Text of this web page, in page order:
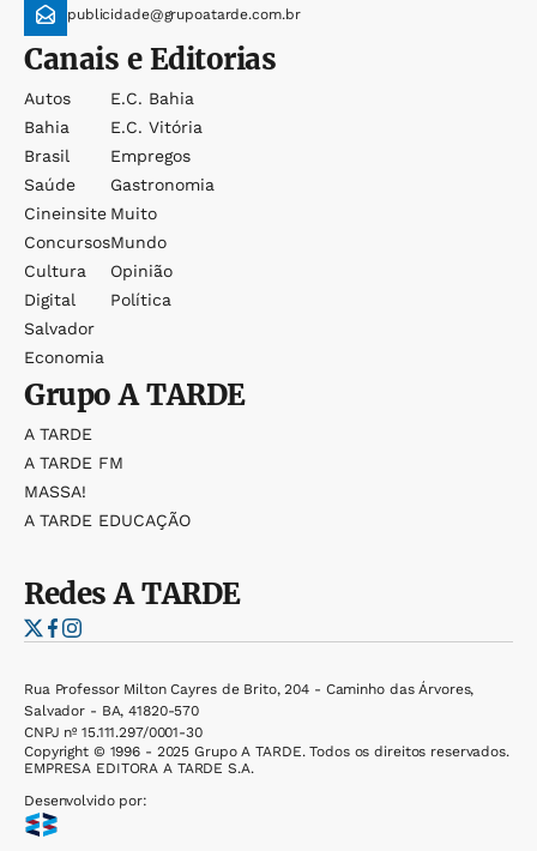
publicidade@grupoatarde.com.br
Canais e Editorias
Autos
Bahia
Brasil
Saúde
Cineinsite
Concursos
Cultura
Digital
Salvador
Economia
E.c. Bahia
E.c. Vitória
Empregos
Gastronomia
Muito
Mundo
Opinião
Política
GrupoA TARDE
A TARDE
A TARDE FM
MASSA!
A TARDE EDUCAÇÃO
RedesA TARDE
Rua Professor Milton Cayres de Brito, 204 - Caminho das Árvores,
Salvador - BA, 41820-570
CNPJ nº 15.111.297/0001-30
Copyright © 1996 - 2025 Grupo A TARDE. Todos os direitos reservados.
EMPRESA EDITORA A TARDE S.A.
Desenvolvido por: